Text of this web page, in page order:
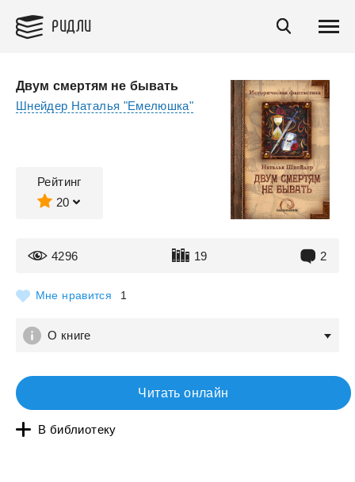
РИДЛИ
Двум смертям не бывать
Шнейдер Наталья "Емелюшка"
Рейтинг
20
4296 19 2
Мне нравится 1
О книге
Читать онлайн
В библиотеку